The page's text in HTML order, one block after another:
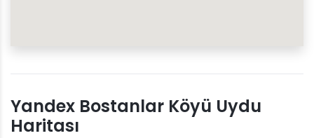
Yandex Bostanlar Köyü Uydu
Haritası